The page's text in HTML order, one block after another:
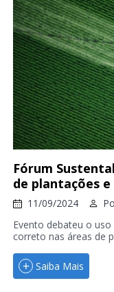
Fórum
de plantações
11/09/2024
Evento debateu o
correto nas áreas de
Saiba Mais